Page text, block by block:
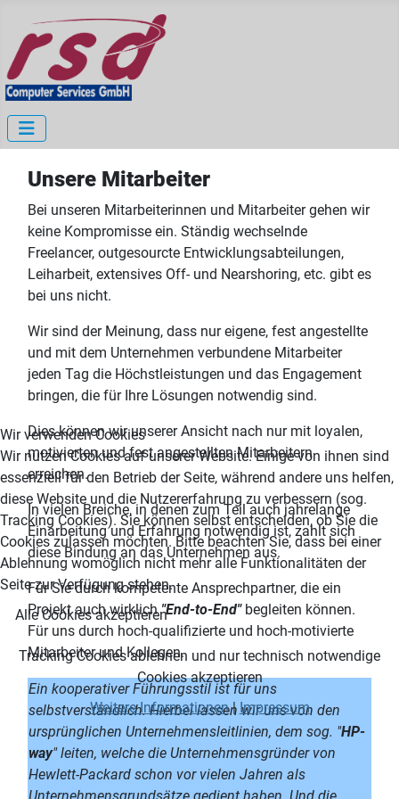
Unsere Mitarbeiter
Bei unseren Mitarbeiterinnen und Mitarbeiter gehen wir
keine Kompromisse ein. Ständig wechselnde
Freelancer, outgesourcte Entwicklungsabteilungen,
Leiharbeit, extensives Off- und Nearshoring, etc. gibt es
bei uns nicht.
Wir sind der Meinung, dass nur eigene, fest angestellte
und mit dem Unternehmen verbundene Mitarbeiter
jeden Tag die Höchstleistungen und das Engagement
bringen, die für Ihre Lösungen notwendig sind.
Dies können wir unserer Ansicht nach nur mit loyalen,
motivierten und fest angestellten Mitarbeitern
erreichen.
In vielen Breiche, in denen zum Teil auch jahrelange
Einarbeitung und Erfahrung notwendig ist, zahlt sich
diese Bindung an das Unternehmen aus.
Für Sie durch kompetente Ansprechpartner, die ein
Projekt auch wirklich"End-to-End"begleiten können.
Für uns durch hoch-qualifizierte und hoch-motivierte
Mitarbeiter und Kollegen.
Ein kooperativer Führungsstil ist für uns
selbstverständlich. Hierbei lassen wir uns von den
ursprünglichen Unternehmensleitlinien, dem sog. "HP-
way" leiten, welche die Unternehmensgründer von
Hewlett-Packard schon vor vielen Jahren als
Wir verwenden Cookies
Wir nutzen Cookies auf unserer Website. Einige von ihnen sind
essenziell für den Betrieb der Seite, während andere uns helfen,
diese Website und die Nutzererfahrung zu verbessern (sog.
Tracking Cookies). Sie können selbst entscheiden, ob Sie die
Cookies zulassen möchten. Bitte beachten Sie, dass bei einer
Ablehnung womöglich nicht mehr alle Funktionalitäten der
Seite zur Verfügung stehen.
Alle Cookies akzeptieren
Tracking Cookies ablehnen und nur technisch notwendige
Cookies akzeptieren
Weitere Informationen| Impressum